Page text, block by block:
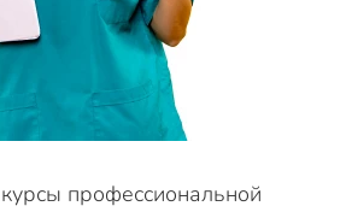
профессиональной